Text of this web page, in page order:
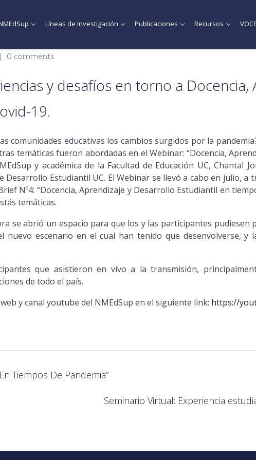
Líneas de Investigación Publicaciones Recursos
0 comments
y desafíos en torno a
19.
comunidades educativas los cambios surgidos por la
temáticas fueron abordadas en el Webinar: “Docencia,
y académica de la Facultad de Educación UC, Chantal
Desarrollo Estudiantil UC. El Webinar se llevó a cabo en julio,
Nº4: “Docencia, Aprendizaje y Desarrollo Estudiantil en
temáticas.
se abrió un espacio para que los y las participantes pudiesen
escenario en el cual han tenido que desenvolverse, y
que asistieron en vivo a la transmisión,
de todo el país.
y canal youtube del NMEdSup en el siguiente link: https://
Tiempos De Pandemia”
Seminario Virtual: Experiencia